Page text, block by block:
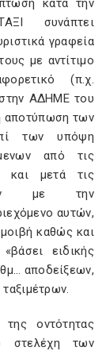
κατά την
συνάπτει
γραφεία
με αντίτιμο
(π.χ.
ΑΔΗΜΕ του
αποτύπωση των
των υπόψη
από τις
και μετά τις
με την
αυτών,
καθώς και
ειδικής
αποδείξεων,
οντότητας
στελέχη των